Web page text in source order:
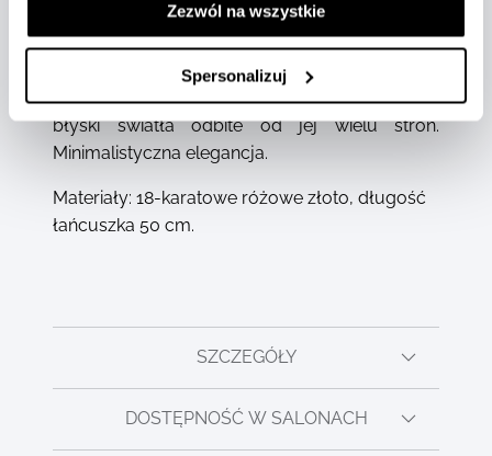
Zezwól na wszystkie
Spersonalizuj
inspiracji we wszystkich dziedzinach twórczych.
Wybierając tę ​​figurę, kolekcja Ice Cube ośmiela
się wykorzystać jej rzadką naturę, przełomową
estetykę, a także nieskończone, migoczące
błyski światła odbite od jej wielu stron.
Minimalistyczna elegancja.
Materiały: 18-karatowe różowe złoto, długość
łańcuszka 50 cm.
SZCZEGÓŁY
DOSTĘPNOŚĆ W SALONACH